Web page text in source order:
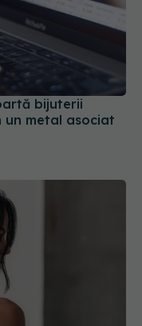
bijuterii
metal asociat
în coadă